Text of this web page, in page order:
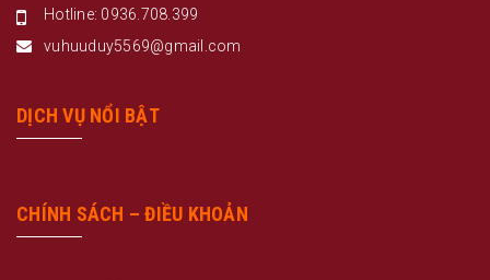
Hotline: 0936.708.399
vuhuuduy5569@gmail.com
DỊCH VỤ NỔI BẬT
CHÍNH SÁCH – ĐIỀU KHOẢN